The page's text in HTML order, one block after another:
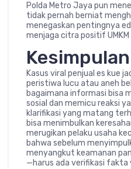
Polda Metro Jaya pun
tidak pernah berniat
menegaskan pentingnya
menjaga citra positif
Kesimpulan
Kasus viral penjual es kue
peristiwa lucu atau aneh
bagaimana informasi bisa
sosial dan memicu reaksi
klarifikasi yang matang
bisa menimbulkan
merugikan pelaku usaha
bahwa sebelum
menyangkut keamanan
—harus ada verifikasi fakta